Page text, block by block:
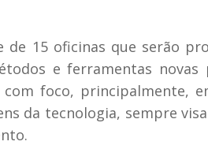
15 oficinas que serão
e ferramentas
foco, principalmente,
da tecnologia, sempre